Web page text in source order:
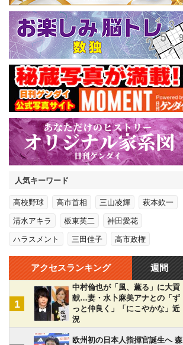
人気キーワード
高校野球 高市首相 三山凌輝 萩本欽一
清水アキラ 板東英二 神田愛花
ハラスメント 三田佳子 高市政権
アクセスランキング 週間
1
中村倫也が「風、薫る」に大貢
献…妻・水卜麻美アナとの「ず
っと仲良く」「にこやかな」近
況
欧州初の日本人指揮官誕生へ 森